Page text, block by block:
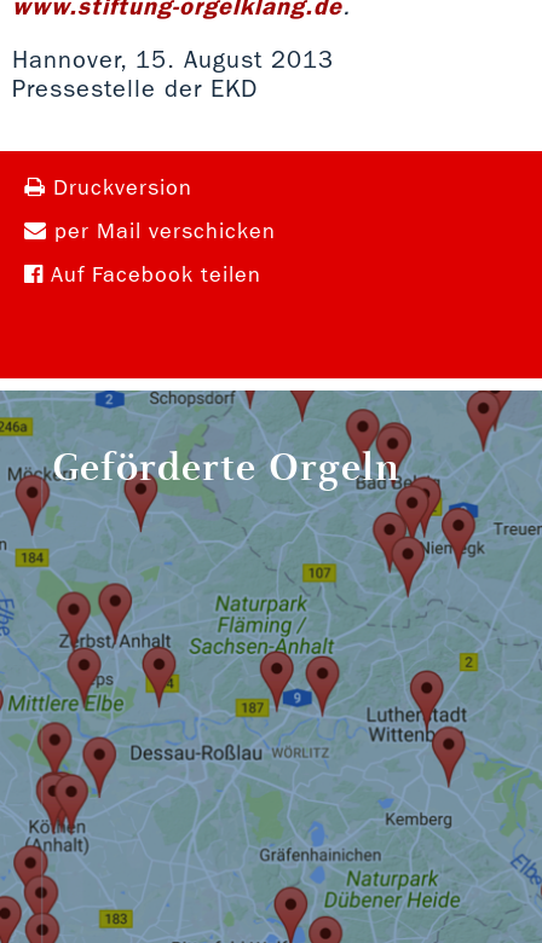
www.stiftung-orgelklang.de.
Hannover, 15. August 2013
Pressestelle der EKD
Druckversion
per Mail verschicken
Auf Facebook teilen
Geförderte Orgeln